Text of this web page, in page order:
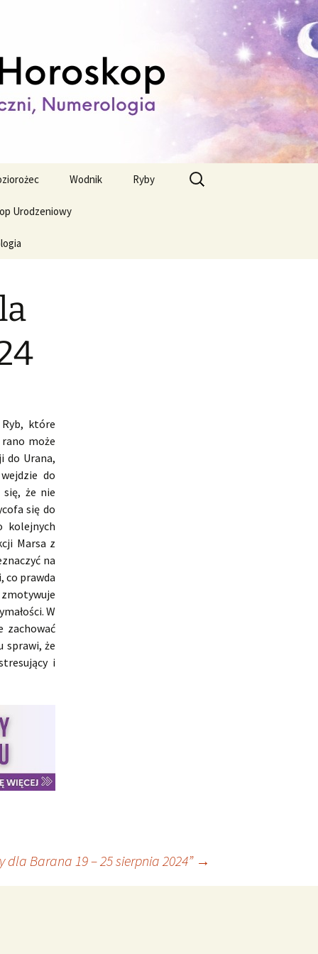
Wodnik Ryby
Urodzeniowy
Szukaj:
które
może
do Urana,
do
że nie
się do
kolejnych
Marsa z
na
co prawda
W
zachować
sprawi, że
i
dla Barana 19 – 25 sierpnia 2024” →